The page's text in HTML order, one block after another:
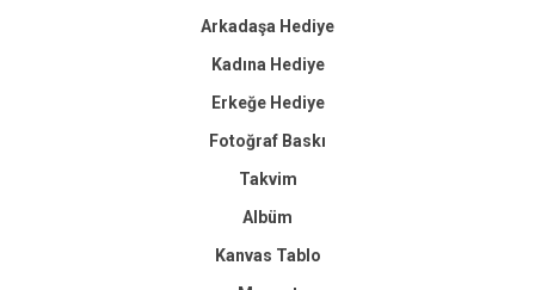
Arkadaşa Hediye
Kadına Hediye
Erkeğe Hediye
Fotoğraf Baskı
Takvim
Albüm
Kanvas Tablo